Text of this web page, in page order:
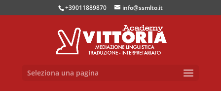
+39011889870 info@ssmlto.it
Seleziona una pagina